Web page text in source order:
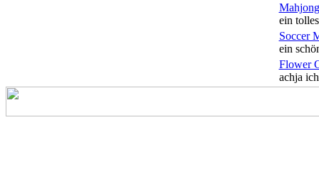
ein
Soccer
ein
Flower
achja